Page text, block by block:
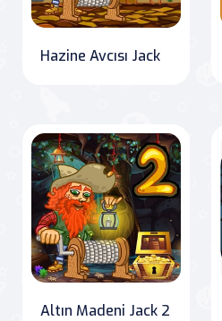
Hazine Avcısı Jack
Altın Madeni Jack 2